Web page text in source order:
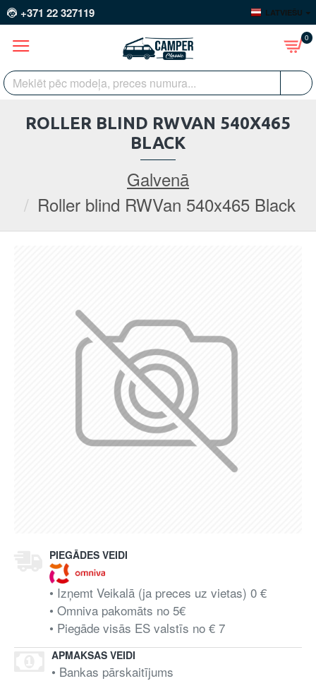
+371 22 327119 LATVIEŠU
0
Galvenā
Roller blind RWVan 540x465 Black
ROLLER BLIND RWVAN 540X465
BLACK
PIEGĀDES VEIDI
• Izņemt Veikalā (ja preces uz vietas) 0 €
• Omniva pakomāts no 5€
• Piegāde visās ES valstīs no € 7
APMAKSAS VEIDI
• Bankas pārskaitījums